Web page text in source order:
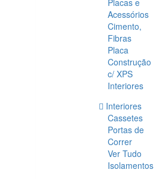
Placas e
Acessórios
Cimento,
Fibras
Placa
Construção
c/ XPS
Interiores
Interiores
Cassetes
Portas de
Correr
Ver Tudo
Isolamentos